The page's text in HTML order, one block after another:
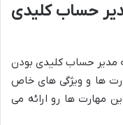
حساب کلیدی
مدیر حساب کلیدی بودن
ها و ویژگی های خاص
مهارت ها رو ارائه می